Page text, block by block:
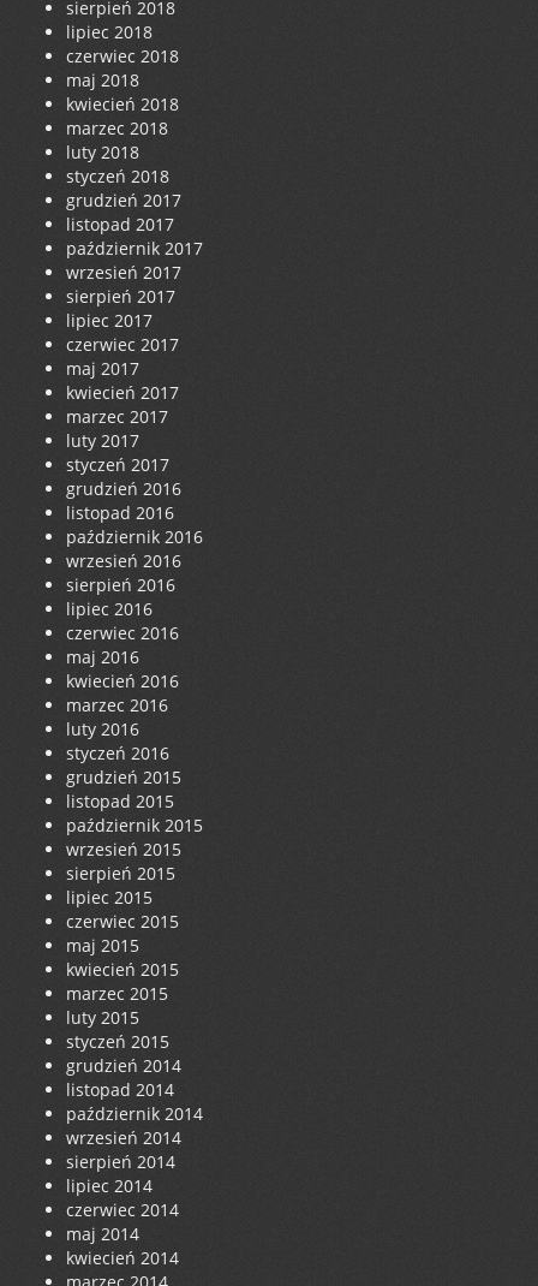
sierpień 2018
lipiec 2018
czerwiec 2018
maj 2018
kwiecień 2018
marzec 2018
luty 2018
styczeń 2018
grudzień 2017
listopad 2017
październik 2017
wrzesień 2017
sierpień 2017
lipiec 2017
czerwiec 2017
maj 2017
kwiecień 2017
marzec 2017
luty 2017
styczeń 2017
grudzień 2016
listopad 2016
październik 2016
wrzesień 2016
sierpień 2016
lipiec 2016
czerwiec 2016
maj 2016
kwiecień 2016
marzec 2016
luty 2016
styczeń 2016
grudzień 2015
listopad 2015
październik 2015
wrzesień 2015
sierpień 2015
lipiec 2015
czerwiec 2015
maj 2015
kwiecień 2015
marzec 2015
luty 2015
styczeń 2015
grudzień 2014
listopad 2014
październik 2014
wrzesień 2014
sierpień 2014
lipiec 2014
czerwiec 2014
maj 2014
kwiecień 2014